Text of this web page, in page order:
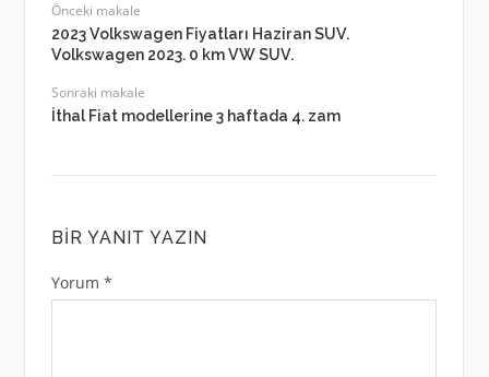
Önceki makale
2023 Volkswagen Fiyatları Haziran SUV.
Volkswagen 2023. 0 km VW SUV.
Sonraki makale
İthal Fiat modellerine 3 haftada 4. zam
BIR YANIT YAZIN
Yorum *